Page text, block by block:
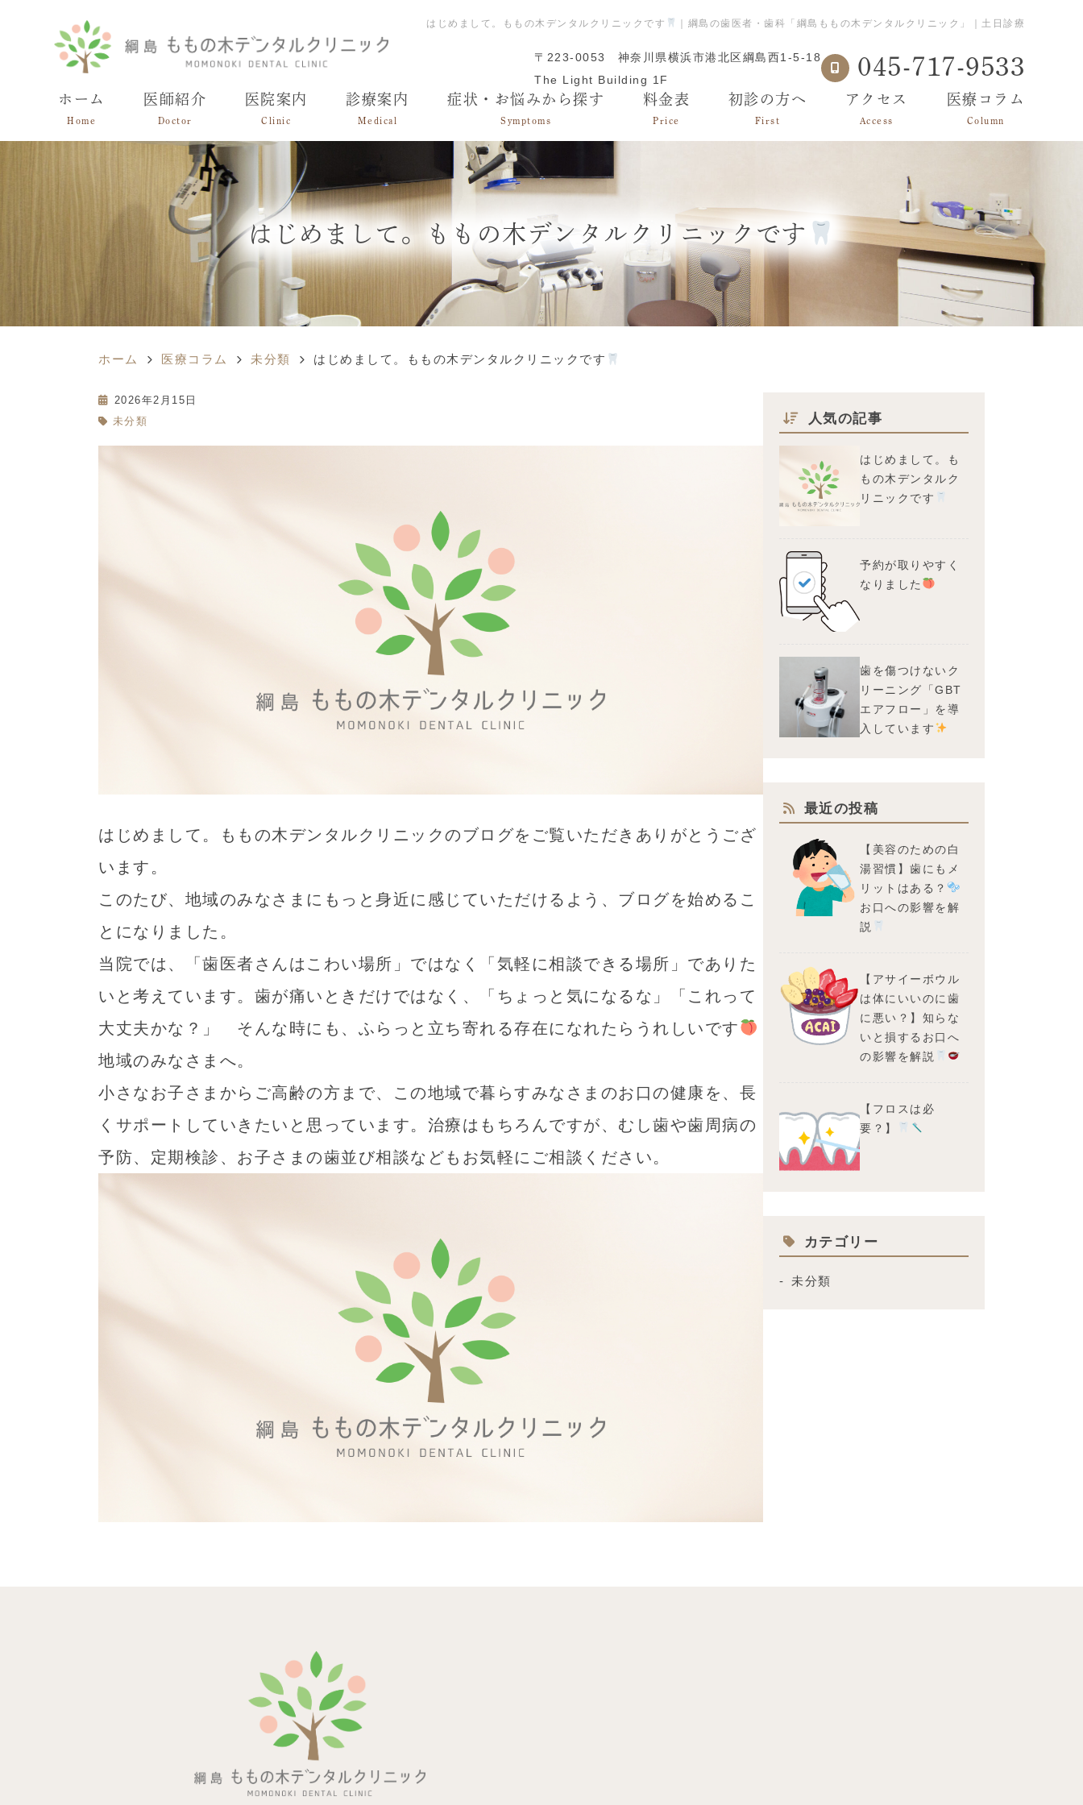
はじめまして。ももの木デンタルクリニックです ｜綱島の歯医者・歯科「綱島ももの木デンタルクリニック」｜土日診療
〒223-0053
神奈川県横浜市港北区綱島西1-5-18
The Light Building 1F
045-717-9533
ホーム
Home
医師紹介
Doctor
医院案内
Clinic
診療案内
Medical
症状・お悩みから探す
Symptoms
料金表
Price
初診の方へ
First
アクセス
Access
医療コラム
Column
はじめまして。ももの木デンタルクリニックです
ホーム 医療コラム 未分類 はじめまして。ももの木デンタルクリニックです
2026年2月15日
未分類
はじめまして。ももの木デンタルクリニックのブログをご覧いただきありがとうござ
います。
このたび、地域のみなさまにもっと身近に感じていただけるよう、ブログを始めるこ
とになりました。
当院では、「歯医者さんはこわい場所」ではなく「気軽に相談できる場所」でありた
いと考えています。歯が痛いときだけではなく、「ちょっと気になるな」「これって
大丈夫かな？」 そんな時にも、ふらっと立ち寄れる存在になれたらうれしいです
地域のみなさまへ。
小さなお子さまからご高齢の方まで、この地域で暮らすみなさまのお口の健康を、長
くサポートしていきたいと思っています。治療はもちろんですが、むし歯や歯周病の
予防、定期検診、お子さまの歯並び相談などもお気軽にご相談ください。
人気の記事
はじめまして。も
もの木デンタルク
リニックです
予約が取りやすく
なりました
歯を傷つけないク
リーニング「GBT
エアフロー」を導
入しています
最近の投稿
【美容のための白
湯習慣】歯にもメ
リットはある？
お口への影響を解
説
【アサイーボウル
は体にいいのに歯
に悪い？】知らな
いと損するお口へ
の影響を解説
【フロスは必
要？】
カテゴリー
未分類